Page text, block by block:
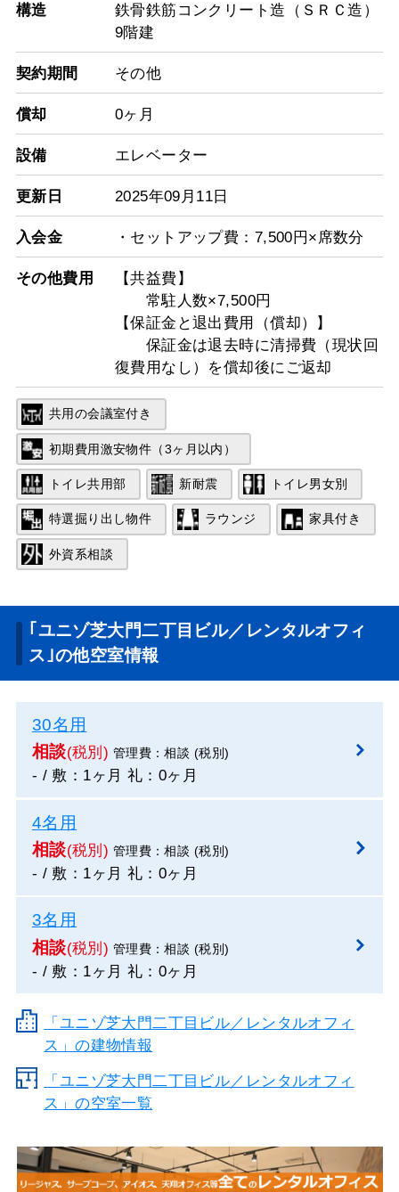
構造
鉄骨鉄筋コンクリート造（ＳＲＣ造）
9階建
契約期間 その他
償却 0ヶ月
設備 エレベーター
更新日 2025年09月11日
入会金 ・セットアップ費：7,500円×席数分
その他費用
【共益費】
常駐人数×7,500円
【保証金と退出費用（償却）】
保証金は退去時に清掃費（現状回
復費用なし）を償却後にご返却
共用の会議室付き
初期費用激安物件（3ヶ月以内）
トイレ共用部 新耐震 トイレ男女別
特選掘り出し物件 ラウンジ 家具付き
外資系相談
｢ユニゾ芝大門二丁目ビル／レンタルオフィ
ス｣の他空室情報
30名用
相談(税別) 管理費：相談 (税別)
- / 敷：1ヶ月 礼：0ヶ月
4名用
相談(税別) 管理費：相談 (税別)
- / 敷：1ヶ月 礼：0ヶ月
3名用
相談(税別) 管理費：相談 (税別)
- / 敷：1ヶ月 礼：0ヶ月
「ユニゾ芝大門二丁目ビル／レンタルオフィ
ス」の建物情報
「ユニゾ芝大門二丁目ビル／レンタルオフィ
ス」の空室一覧